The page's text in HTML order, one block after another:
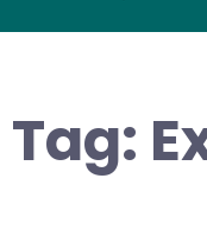
Tag: